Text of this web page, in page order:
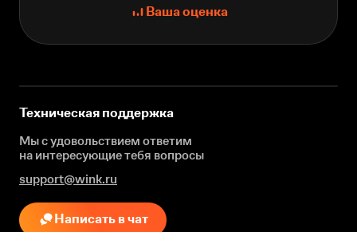
Ваша оценка
Техническая поддержка
Мы с удовольствием ответим
на интересующиетебя вопросы
support@wink.ru
Написать в чат